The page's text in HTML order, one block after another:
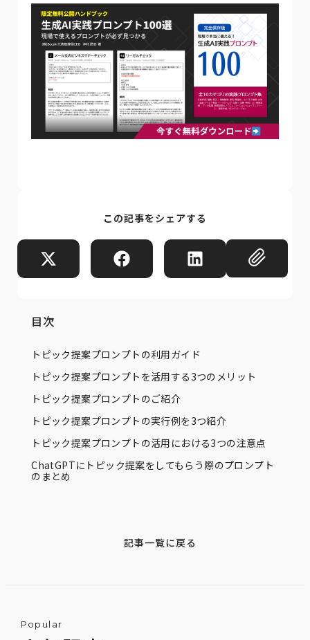
この記事をシェアする
目次
トピック提案プロンプトの利用ガイド
トピック提案プロンプトを活用する3つのメリット
トピック提案プロンプトのご紹介
トピック提案プロンプトの実行例を3つ紹介
トピック提案プロンプトの活用における3つの注意点
ChatGPTにトピック提案をしてもらう際のプロンプト
のまとめ
記事一覧に戻る
Popular